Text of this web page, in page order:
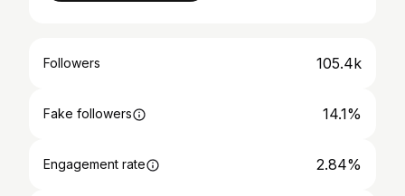
Followers 105.4k
Fake followers 14.1%
Engagement rate 2.84%